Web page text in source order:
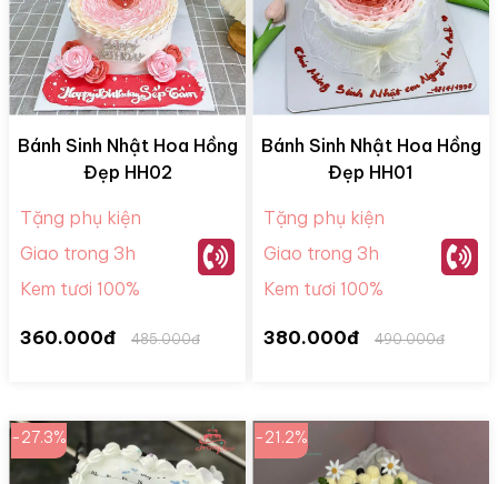
Bánh Sinh Nhật Hoa Hồng
Đẹp HH02
Tặng phụ kiện
Giao trong 3h
Kem tươi 100%
360.000đ 485.000đ
Bánh Sinh Nhật Hoa Hồng
Đẹp HH01
Tặng phụ kiện
Giao trong 3h
Kem tươi 100%
380.000đ 490.000đ
-27.3% -21.2%